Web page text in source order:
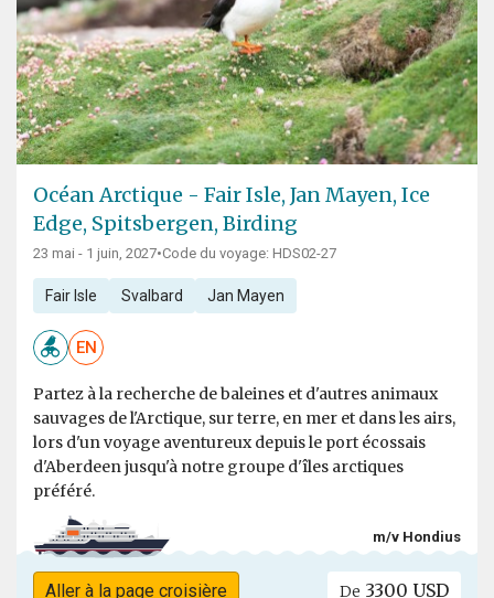
Océan Arctique - Fair Isle, Jan Mayen, Ice
Edge, Spitsbergen, Birding
23 mai - 1 juin, 2027•Code du voyage: HDS02-27
Fair Isle Svalbard Jan Mayen
EN
Partez à la recherche de baleines et d'autres animaux
sauvages de l'Arctique, sur terre, en mer et dans les airs,
lors d'un voyage aventureux depuis le port écossais
d'Aberdeen jusqu'à notre groupe d'îles arctiques
préféré.
m/v Hondius
Aller à la page croisière De 3300 USD